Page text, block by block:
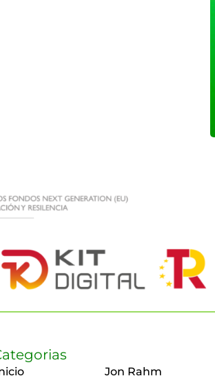
Jon Rahm